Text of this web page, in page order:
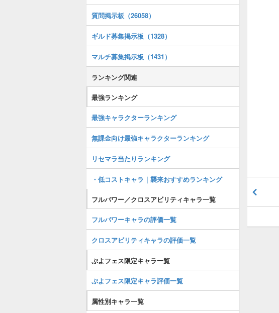
質問掲示板（26058）
ギルド募集掲示板（1328）
マルチ募集掲示板（1431）
ランキング関連
最強ランキング
最強キャラクターランキング
無課金向け最強キャラクターランキング
リセマラ当たりランキング
・低コストキャラ｜襲来おすすめランキング
フルパワー／クロスアビリティキャラ一覧
フルパワーキャラの評価一覧
クロスアビリティキャラの評価一覧
ぷよフェス限定キャラ一覧
ぷよフェス限定キャラ評価一覧
属性別キャラ一覧